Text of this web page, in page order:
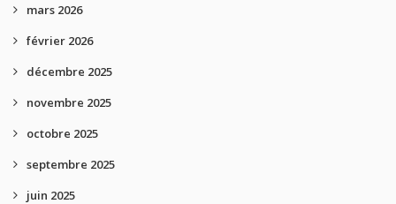
mars 2026
février 2026
décembre 2025
novembre 2025
octobre 2025
septembre 2025
juin 2025